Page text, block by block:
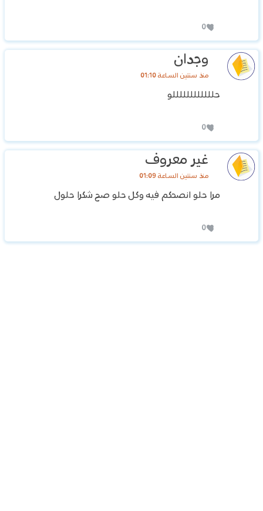
0
وجدان
منذ سنتين الساعة 01:10
حللللللللللللو
0
غير معروف
منذ سنتين الساعة 01:09
مرا حلو انصحكم فيه وكل حلو صح شكرا حلول
0